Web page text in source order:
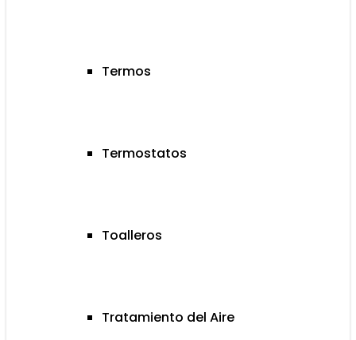
Termos
Termostatos
Toalleros
Tratamiento del Aire